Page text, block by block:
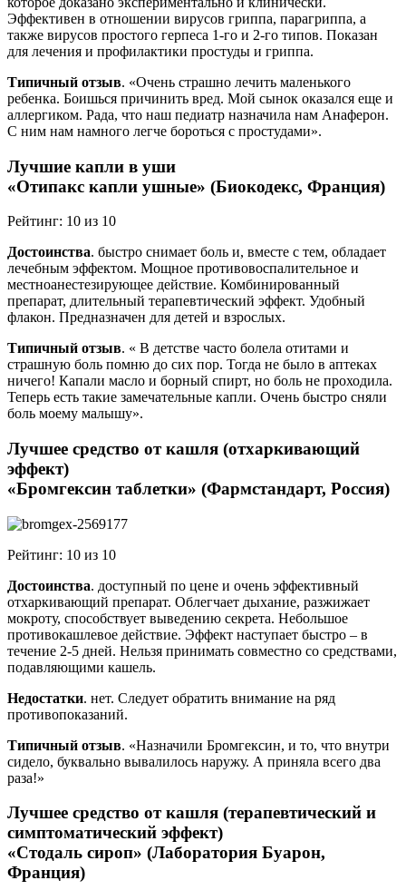
Эффективен в отношении вирусов гриппа, парагриппа, а
также вирусов простого герпеса 1-го и 2-го типов. Показан
для лечения и профилактики простуды и гриппа.
Типичный отзыв. «Очень страшно лечить маленького
ребенка. Боишься причинить вред. Мой сынок оказался еще и
аллергиком. Рада, что наш педиатр назначила нам Анаферон.
С ним нам намного легче бороться с простудами».
Лучшие капли в уши
«Отипакс капли ушные» (Биокодекс, Франция)
Рейтинг: 10 из 10
Достоинства. быстро снимает боль и, вместе с тем, обладает
лечебным эффектом. Мощное противовоспалительное и
местноанестезирующее действие. Комбинированный
препарат, длительный терапевтический эффект. Удобный
флакон. Предназначен для детей и взрослых.
Типичный отзыв. « В детстве часто болела отитами и
страшную боль помню до сих пор. Тогда не было в аптеках
ничего! Капали масло и борный спирт, но боль не проходила.
Теперь есть такие замечательные капли. Очень быстро сняли
боль моему малышу».
Лучшее средство от кашля (отхаркивающий
эффект)
«Бромгексин таблетки» (Фармстандарт, Россия)
Рейтинг: 10 из 10
Достоинства. доступный по цене и очень эффективный
отхаркивающий препарат. Облегчает дыхание, разжижает
мокроту, способствует выведению секрета. Небольшое
противокашлевое действие. Эффект наступает быстро – в
течение 2-5 дней. Нельзя принимать совместно со средствами,
подавляющими кашель.
Недостатки. нет. Следует обратить внимание на ряд
противопоказаний.
Типичный отзыв. «Назначили Бромгексин, и то, что внутри
сидело, буквально вывалилось наружу. А приняла всего два
раза!»
Лучшее средство от кашля (терапевтический и
симптоматический эффект)
«Стодаль сироп» (Лаборатория Буарон,
Франция)